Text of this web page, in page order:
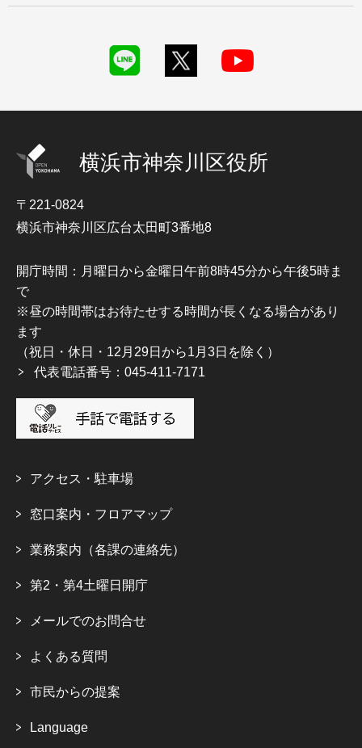
横浜市神奈川区役所
〒221-0824
横浜市神奈川区広台太田町3番地8
開庁時間：月曜日から金曜日午前8時45分から午後5時ま
で
※昼の時間帯はお待たせする時間が長くなる場合があり
ます
（祝日・休日・12月29日から1月3日を除く）
代表電話番号：045-411-7171
アクセス・駐車場
窓口案内・フロアマップ
業務案内（各課の連絡先）
第2・第4土曜日開庁
メールでのお問合せ
よくある質問
市民からの提案
Language